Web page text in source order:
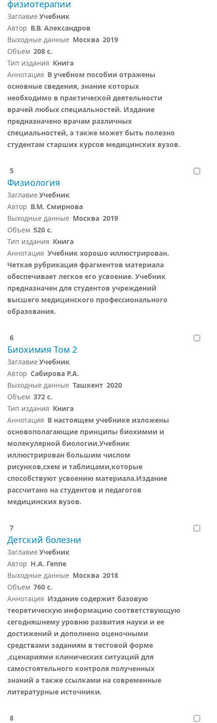
физиотерапии
ЗаглавиеУчебник
Автор В.В. Александров
Выходные данные Москва 2019
Объем 208 с.
Тип издания Книга
Аннотация В учебном пособии отражены
основные сведения, знание которых
необходимо в практической деятельности
врачей любых специальностей. Издание
предназначено врачам различных
специальностей, а также может быть полезно
студентам старших курсов медицинских вузов.
5
Физиология
ЗаглавиеУчебник
Автор В.М. Смирнова
Выходные данные Москва 2019
Объем 520 с.
Тип издания Книга
Аннотация Учебник хорошо иллюстрирован.
Четкая рубрикация фрагментов материала
обеспечивает легкое его усвоение. Учебник
предназначен для студентов учреждений
высшего медицинского профессионального
образования.
6
Биохимия Том 2
ЗаглавиеУчебник
Автор Сабирова Р.А.
Выходные данные Ташкент 2020
Объем 372 с.
Тип издания Книга
Аннотация В настоящем учебнике изложены
основополагающие принципы биохимии и
молекулярной биологии.Учебник
иллюстрирован большим числом
рисунков,схем и таблицами,которые
способствуют усвоению материала.Издание
рассчитано на студентов и педагогов
медицинских вузов.
7
Детский болезни
ЗаглавиеУчебник
Автор Н.А. Геппе
Выходные данные Москва 2018
Объем 760 с.
Аннотация Издание содержит базовую
теоретическую информацию соответствующую
сегодняшнему уровню развития науки и ее
достижений и дополнено оценочными
средствами заданиям в тестовой форме
,сценариями клинических ситуаций для
самостоятельного контроля полученных
знаний а также ссылками на современные
литературные источники.
8